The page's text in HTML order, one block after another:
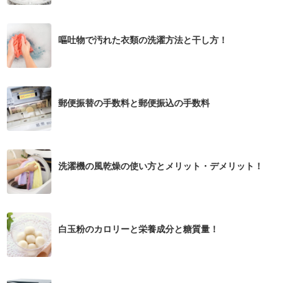
マナー
趣味
食材辞典
嘔吐物で汚れた衣類の洗濯方法と干し方！
郵便振替の手数料と郵便振込の手数料
洗濯機の風乾燥の使い方とメリット・デメリット！
白玉粉のカロリーと栄養成分と糖質量！